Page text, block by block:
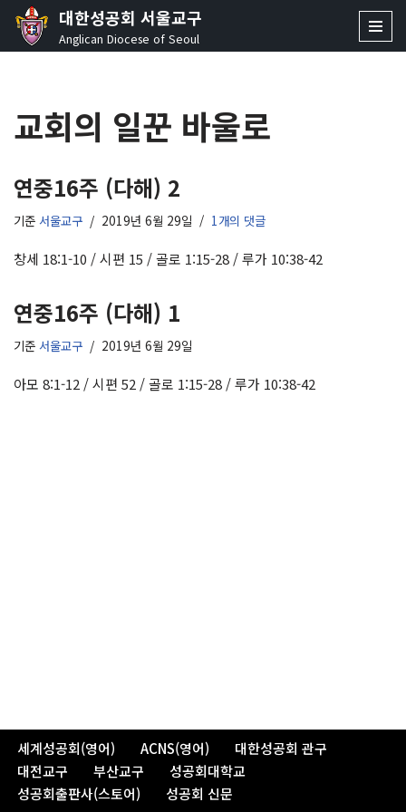
콘
로
건
뛰
기
대한성공회 서울교구
Anglican Diocese of Seoul
교회의 일꾼 바울로
연중16주 (다해) 2
기준 서울교구 2019년 6월 29일 1개의 댓글
창세 18:1-10 / 시편 15 / 골로 1:15-28 / 루가 10:38-42
연중16주 (다해) 1
기준 서울교구 2019년 6월 29일
아모 8:1-12 / 시편 52 / 골로 1:15-28 / 루가 10:38-42
세계성공회(영어) ACNS(영어)
대한성공회 관구
대전교구
부산교구
성공회대학교
성공회출판사(스토어)
성공회 신문